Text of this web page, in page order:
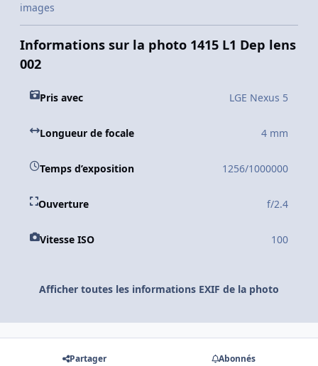
images
Informations sur la photo 1415 L1 Dep lens
002
Pris avec LGE Nexus 5
Longueur de focale 4 mm
Temps d’exposition 1256/1000000
Ouverture f/2.4
Vitesse ISO 100
Afficher toutes les informations EXIF de la photo
Partager Abonnés